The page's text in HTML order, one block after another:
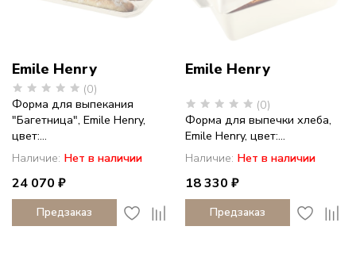
Emile Henry
(0)
Форма для выпекания
"Багетница", Emile Henry,
цвет:...
Наличие: Нет в наличии
24 070 ₽
Предзаказ
Emile Henry
(0)
Форма для выпечки хлеба,
Emile Henry, цвет:...
Наличие: Нет в наличии
18 330 ₽
Предзаказ